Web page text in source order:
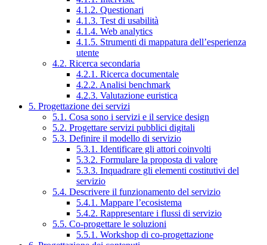
4.1.2. Questionari
4.1.3. Test di usabilità
4.1.4. Web analytics
4.1.5. Strumenti di mappatura dell’esperienza
utente
4.2. Ricerca secondaria
4.2.1. Ricerca documentale
4.2.2. Analisi benchmark
4.2.3. Valutazione euristica
5. Progettazione dei servizi
5.1. Cosa sono i servizi e il service design
5.2. Progettare servizi pubblici digitali
5.3. Definire il modello di servizio
5.3.1. Identificare gli attori coinvolti
5.3.2. Formulare la proposta di valore
5.3.3. Inquadrare gli elementi costitutivi del
servizio
5.4. Descrivere il funzionamento del servizio
5.4.1. Mappare l’ecosistema
5.4.2. Rappresentare i flussi di servizio
5.5. Co-progettare le soluzioni
5.5.1. Workshop di co-progettazione